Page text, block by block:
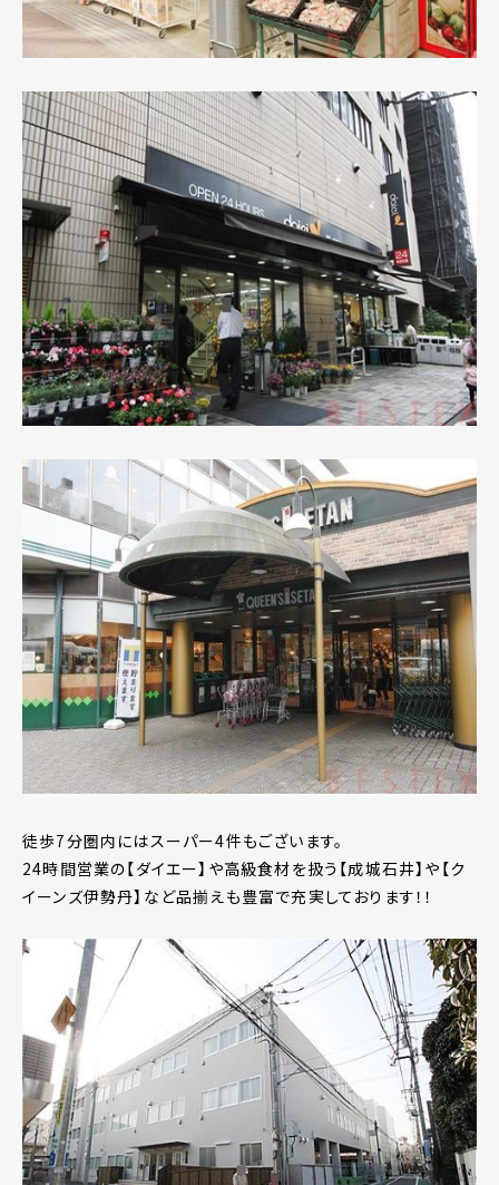
徒歩7分圏内にはスーパー4件もございます。
24時間営業の【ダイエー】や高級食材を扱う【成城石井】や【ク
イーンズ伊勢丹】など品揃えも豊富で充実しております！！